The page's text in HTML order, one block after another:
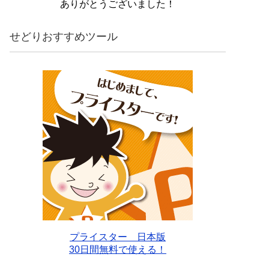
ありがとうございました！
せどりおすすめツール
プライスター 日本版
30日間無料で使える！